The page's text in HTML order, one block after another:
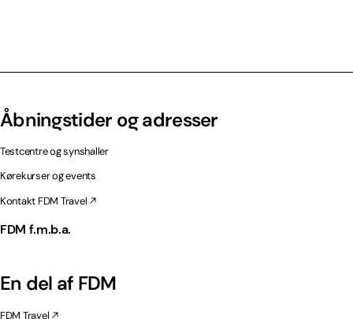
Åbningstider og adresser
Testcentre og synshaller
Kørekurser og events
Kontakt FDM Travel
FDM f.m.b.a.
En del af FDM
FDM Travel